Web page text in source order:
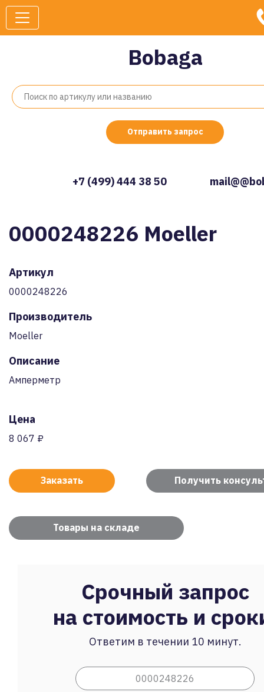
Bobaga
Отправить запрос
+7 (499) 444 38 50
0000248226 Moeller
Артикул
0000248226
Производитель
Moeller
Описание
Амперметр
Цена
8 067 ₽
Заказать Получить
Товары на складе
Срочный запрос
на стоимость и
Ответим в течении 10 минут.